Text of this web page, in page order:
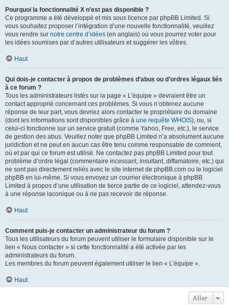
Pourquoi la fonctionnalité X n’est pas disponible ?
Ce programme a été développé et mis sous licence par phpBB Limited. Si
vous souhaitez proposer l’intégration d’une nouvelle fonctionnalité, veuillez
vous rendre sur notre centre d’idées (en anglais) où vous pourrez voter pour
les idées soumises par d’autres utilisateurs et suggérer les vôtres.
Haut
Qui dois-je contacter à propos de problèmes d’abus ou d’ordres légaux liés
à ce forum ?
Tous les administrateurs listés sur la page « L’équipe » devraient être un
contact approprié concernant ces problèmes. Si vous n’obtenez aucune
réponse de leur part, vous devriez alors contacter le propriétaire du domaine
(dont les informations sont disponibles grâce à une requête WHOIS), ou, si
celui-ci fonctionne sur un service gratuit (comme Yahoo, Free, etc.), le service
de gestion des abus. Veuillez noter que phpBB Limited n’a absolument aucune
juridiction et ne peut en aucun cas être tenu comme responsable de comment,
où et par qui ce forum est utilisé. Ne contactez pas phpBB Limited pour tout
problème d’ordre légal (commentaire incessant, insultant, diffamatoire, etc.) qui
ne sont pas directement reliés avec le site internet de phpBB.com ou le logiciel
phpBB en lui-même. Si vous envoyez un courrier électronique à phpBB
Limited à propos d’une utilisation de tierce partie de ce logiciel, attendez-vous
à une réponse laconique ou à ne pas recevoir de réponse.
Haut
Comment puis-je contacter un administrateur du forum ?
Tous les utilisateurs du forum peuvent utiliser le formulaire disponible sur le
lien « Nous contacter » si cette fonctionnalité a été activée par les
administrateurs du forum.
Les membres du forum peuvent également utiliser le lien « L’équipe ».
Haut
Aller